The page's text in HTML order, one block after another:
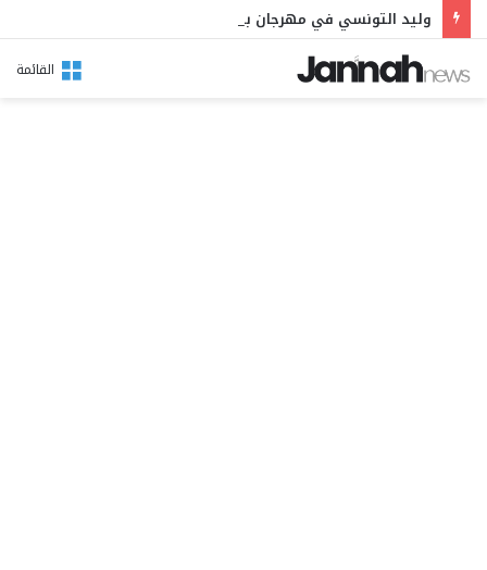
القائمة